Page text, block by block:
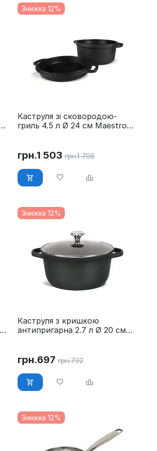
Знижка 12%
Каструля зі сковородою-
гриль 4.5 л Ø 24 см Maestro
грн.1 503 грн.1 708
Знижка 12%
Каструля з кришкою
антипригарна 2.7 л Ø 20 см
грн.697 грн.792
Знижка 12%